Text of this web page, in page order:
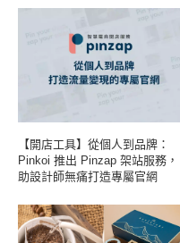
【開店工具】從個人到品牌：
Pinkoi 推出 Pinzap 架站服務，
助設計師無痛打造專屬官網